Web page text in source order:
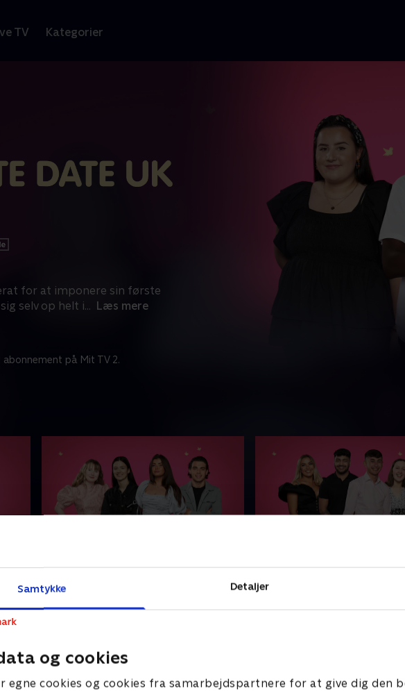
Samtykke Detaljer
og cookies
egne cookies og cookies fra samarbejdspartnere for at give dig den
TV Kategorier
for at imponere sin første
selv op helt i... Læs mere
på Mit TV 2.
op
Richard på 19 år skal på sin første
date, og han står skarpt i sit jakkesæt.
Men der skal mere til at imponere
5. september 2025 • 46 min
Selvom Joe har fire ældre